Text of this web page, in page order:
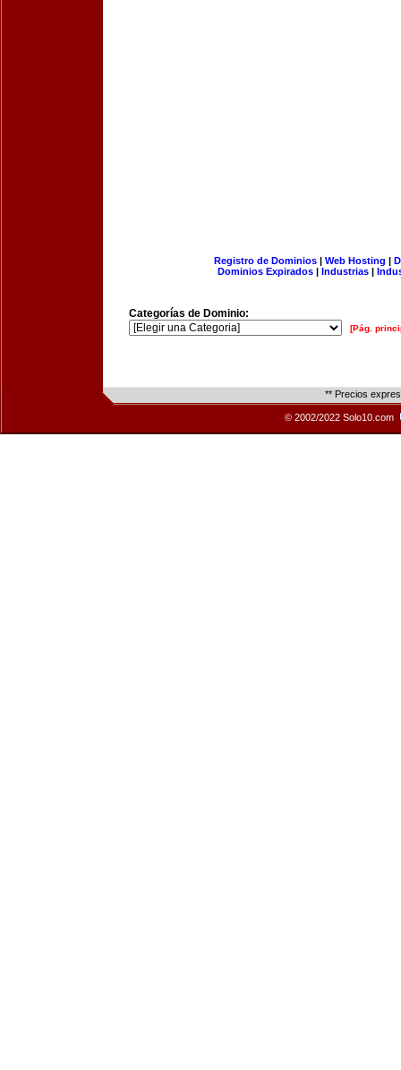
Registro de Dominios| Web Hosting |
Dominios Expirados | Industrias |
Categorías de Dominio:
[Pág.
** Precios
© 2002/2022 Solo10.com